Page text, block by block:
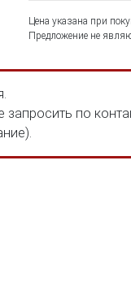
Цена указана при
Предложение не
по